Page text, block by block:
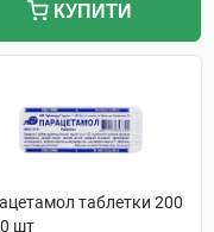
КУПИТИ
таблетки 200
шт